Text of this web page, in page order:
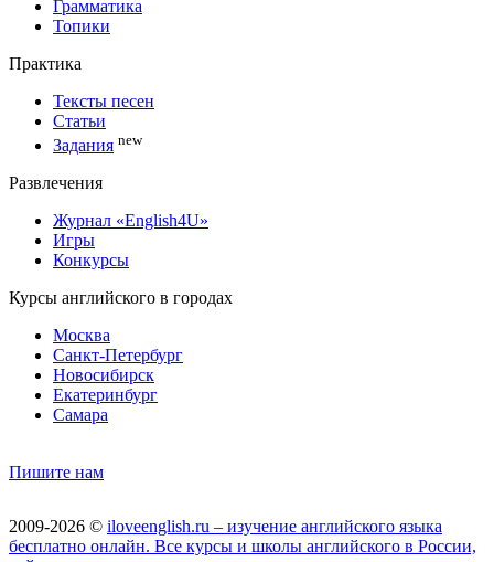
Грамматика
Топики
Практика
Тексты песен
Статьи
Задания new
Развлечения
Журнал «English4U»
Игры
Конкурсы
Курсы английского в городах
Москва
Санкт-Петербург
Новосибирск
Екатеринбург
Самара
Пишите нам
2009-2026 © iloveenglish.ru – изучение английского языка
бесплатно онлайн. Все курсы и школы английского в России,